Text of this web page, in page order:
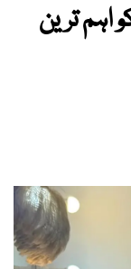
اہم ترین